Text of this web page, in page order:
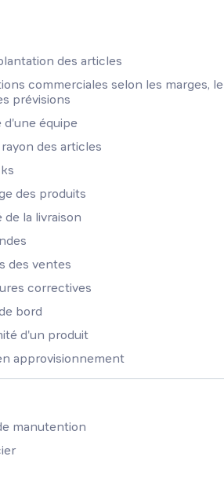
des articles
commerciales selon les marges, le
prévisions
d'une équipe
des articles
des produits
la livraison
des ventes
correctives
bord
d'un produit
approvisionnement
manutention